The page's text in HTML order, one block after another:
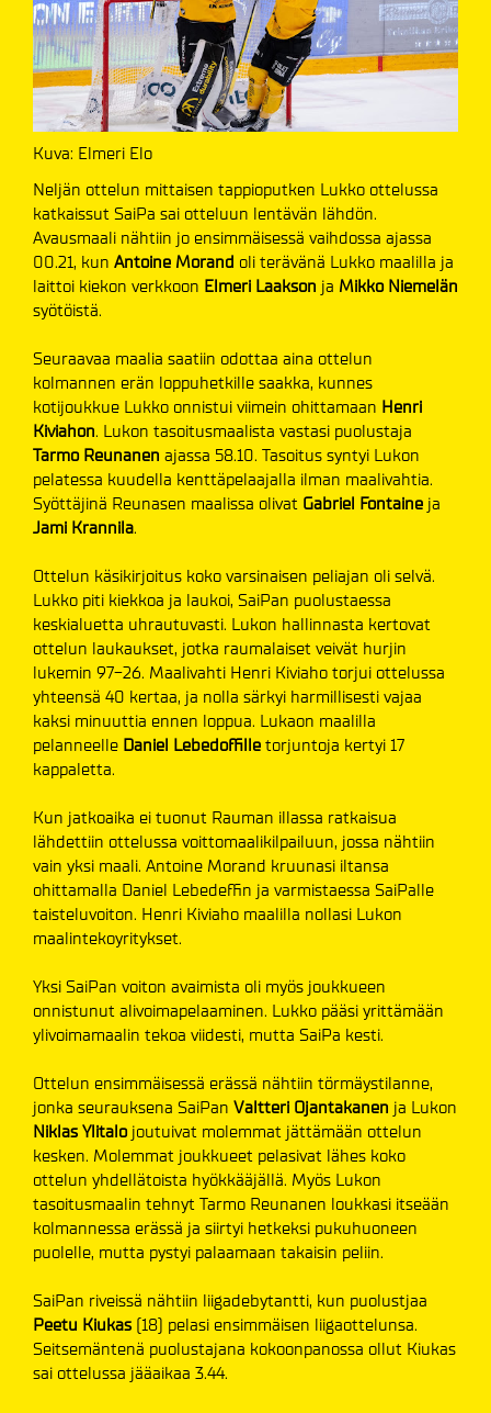
Kuva: Elmeri Elo
Neljän ottelun mittaisen tappioputken Lukko ottelussa
katkaissut SaiPa sai otteluun lentävän lähdön.
Avausmaali nähtiin jo ensimmäisessä vaihdossa ajassa
00.21, kun Antoine Morand oli terävänä Lukko maalilla ja
laittoi kiekon verkkoon Elmeri Laakson ja Mikko Niemelän
syötöistä.
Seuraavaa maalia saatiin odottaa aina ottelun
kolmannen erän loppuhetkille saakka, kunnes
kotijoukkue Lukko onnistui viimein ohittamaan Henri
Kiviahon. Lukon tasoitusmaalista vastasi puolustaja
Tarmo Reunanen ajassa 58.10. Tasoitus syntyi Lukon
pelatessa kuudella kenttäpelaajalla ilman maalivahtia.
Syöttäjinä Reunasen maalissa olivat Gabriel Fontaine ja
Jami Krannila.
Ottelun käsikirjoitus koko varsinaisen peliajan oli selvä.
Lukko piti kiekkoa ja laukoi, SaiPan puolustaessa
keskialuetta uhrautuvasti. Lukon hallinnasta kertovat
ottelun laukaukset, jotka raumalaiset veivät hurjin
lukemin 97-26. Maalivahti Henri Kiviaho torjui ottelussa
yhteensä 40 kertaa, ja nolla särkyi harmillisesti vajaa
kaksi minuuttia ennen loppua. Lukaon maalilla
pelanneelle Daniel Lebedoffille torjuntoja kertyi 17
kappaletta.
Kun jatkoaika ei tuonut Rauman illassa ratkaisua
lähdettiin ottelussa voittomaalikilpailuun, jossa nähtiin
vain yksi maali. Antoine Morand kruunasi iltansa
ohittamalla Daniel Lebedeffin ja varmistaessa SaiPalle
taisteluvoiton. Henri Kiviaho maalilla nollasi Lukon
maalintekoyritykset.
Yksi SaiPan voiton avaimista oli myös joukkueen
onnistunut alivoimapelaaminen. Lukko pääsi yrittämään
ylivoimamaalin tekoa viidesti, mutta SaiPa kesti.
Ottelun ensimmäisessä erässä nähtiin törmäystilanne,
jonka seurauksena SaiPan Valtteri Ojantakanen ja Lukon
Niklas Ylitalojoutuivat molemmat jättämään ottelun
kesken. Molemmat joukkueet pelasivat lähes koko
ottelun yhdellätoista hyökkääjällä. Myös Lukon
tasoitusmaalin tehnyt Tarmo Reunanen loukkasi itseään
kolmannessa erässä ja siirtyi hetkeksi pukuhuoneen
puolelle, mutta pystyi palaamaan takaisin peliin.
SaiPan riveissä nähtiin liigadebytantti, kun puolustjaa
Peetu Kiukas (18) pelasi ensimmäisen liigaottelunsa.
Seitsemäntenä puolustajana kokoonpanossa ollut Kiukas
sai ottelussa jääaikaa 3.44.